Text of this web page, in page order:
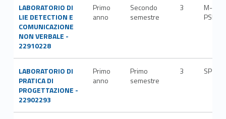
LABORATORIO DI
LIE DETECTION E
COMUNICAZIONE
NON VERBALE -
22910228
Primo
anno
Secondo
semestre
3
M-
PSI/05
LABORATORIO DI
PRATICA DI
PROGETTAZIONE -
22902293
Primo
anno
Primo
semestre
3 SPS/